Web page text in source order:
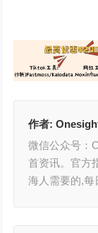
作者:
微信公众号：
首资讯。官方
海人需要的,每